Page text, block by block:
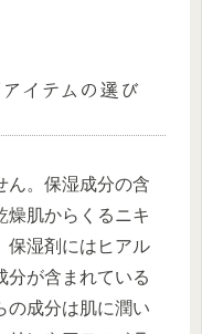
イテムの選び
ん。保湿成分の含
燥肌からくるニキ
保湿剤にはヒアル
分が含まれている
の成分は肌に潤い